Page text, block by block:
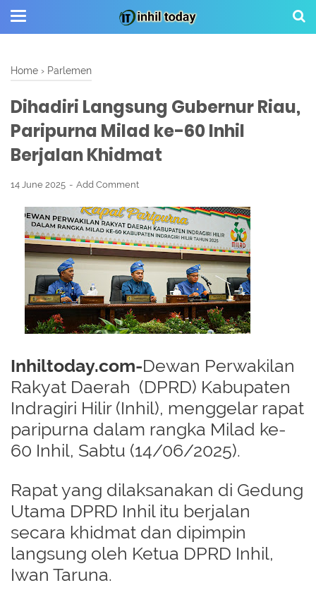
Home › Parlemen
Dihadiri Langsung Gubernur Riau,
Paripurna Milad ke-60 Inhil
Berjalan Khidmat
14 June 2025 Add Comment
Inhiltoday.com-Dewan Perwakilan
Rakyat Daerah (DPRD) Kabupaten
Indragiri Hilir (Inhil), menggelar rapat
paripurna dalam rangka Milad ke-
60 Inhil, Sabtu (14/06/2025).
Rapat yang dilaksanakan di Gedung
Utama DPRD Inhil itu berjalan
secara khidmat dan dipimpin
langsung oleh Ketua DPRD Inhil,
Iwan Taruna.